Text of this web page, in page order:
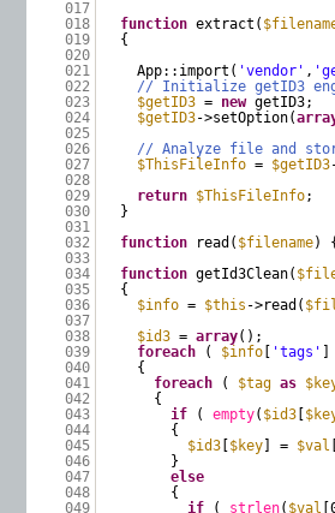
017
018
function extract(
019
{
020
021
App::import( 'vendor' ,
022
// Initialize getID3
023
$getID3 = new getID3;
024
$getID3->setOption(
025
026
// Analyze file and
027
$ThisFileInfo = $getID3
028
029
return $ThisFileInfo;
030
}
031
032
function read( $filename)
033
034
function getId3Clean(
035
{
036
$info = $this ->read(
037
038
$id3 = array();
039
foreach ( $info 'tags'
040
{
041
foreach ( $tag as
042
{
043
if ( empty( $id3
044
{
045
$id3 $key ] = $val
046
}
047
else
048
{
049
if ( strlen( $val